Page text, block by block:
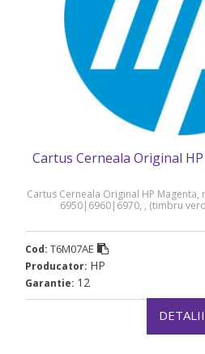
Cartus Cerneala Original
Cartus Cerneala Original HP Magenta,
6950|6960|6970, , (timbru
Cod: T6M07AE
Producator: HP
Garantie: 12
DETALII